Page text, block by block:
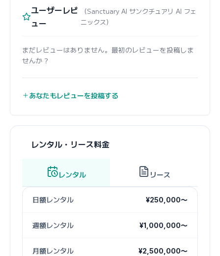
ユーザーレビ
ュー
（Sanctuary AI サンクチュアリ AI フェ
ニックス）
まだレビューはありません。最初のレビューを投稿しま
せんか？
あなたもレビューを投稿する
レンタル・リース料金
レンタル リース
日額レンタル ¥250,000〜
週額レンタル ¥1,000,000〜
月額レンタル ¥2,500,000〜